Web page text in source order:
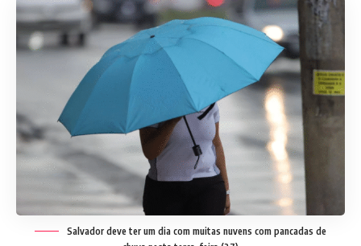
Salvador deve ter um dia com muitas nuvens com pancadas de